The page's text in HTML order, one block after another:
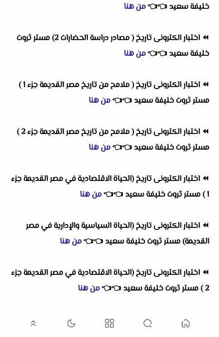
خليفة سعيد 👈
👈من هنا
⏪
اختبار الكترونى تاريخ ( مصادر دراسة الحضارات 2) مستر ثروت
خليفة سعيد 👈
👈من هنا
⏪
اختبار الكترونى تاريخ ( ملامح من تاريخ مصر القديمة جزء 1 )
مستر ثروت خليفة سعيد 👈
👈من هنا
⏪
اختبار الكترونى تاريخ ( ملامح من تاريخ مصر القديمة جزء 2 )
مستر ثروت خليفة سعيد 👈
👈من هنا
⏪ اختبار الكترونى تاريخ (الحياة الاقتصادية في مصر القديمة جزء
1 ) مستر ثروت خليفة سعيد
👈
👈من هنا
⏪ اختبار الكترونى تاريخ (الحياة السياسية والإدارية في مصر
القديمة) مستر ثروت خليفة سعيد 👈
👈من هنا
⏪ اختبار الكترونى تاريخ (الحياة الاقتصادية في مصر القديمة جزء
2 ) مستر ثروت خليفة سعيد
👈
👈من هنا
اختبار الكترونى تاريخ (حتي الحياة السياسية) مستر ثروت